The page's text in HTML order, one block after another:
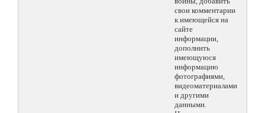
свои комментарии
к имеющейся на
сайте
информации,
дополнить
имеющуюся
информацию
фотографиями,
видеоматериалами
и другими
данными.